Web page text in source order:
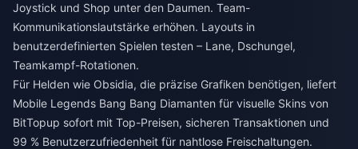
Joystick und Shop unter den Daumen. Team-
Kommunikationslautstärke erhöhen. Layouts in
benutzerdefinierten Spielen testen – Lane, Dschungel,
Teamkampf-Rotationen.
Für Helden wie Obsidia, die präzise Grafiken benötigen, liefert
Mobile Legends Bang Bang Diamanten für visuelle Skins von
BitTopup sofort mit Top-Preisen, sicheren Transaktionen und
99 % Benutzerzufriedenheit für nahtlose Freischaltungen.